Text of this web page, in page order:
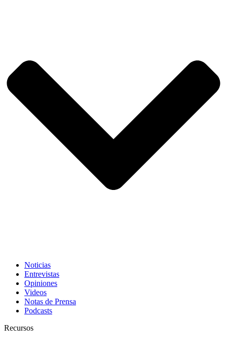
Noticias
Entrevistas
Opiniones
Videos
Notas de Prensa
Podcasts
Recursos